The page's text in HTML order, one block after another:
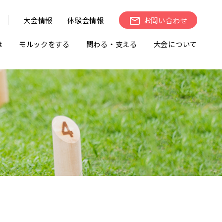
大会情報 体験会情報 お問い合わせ
モルックをする 関わる・支える 大会について